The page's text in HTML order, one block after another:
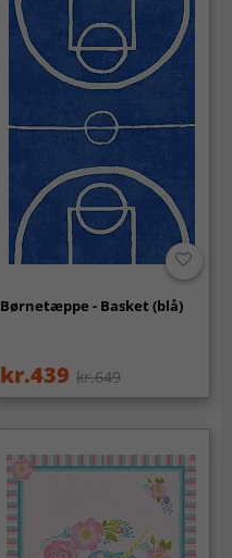
Børnetæppe - Basket (blå)
kr.439 kr.649